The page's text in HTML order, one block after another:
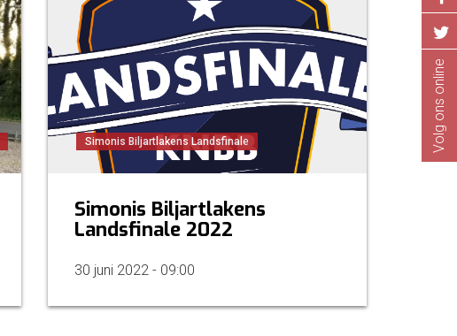
Simonis Biljartlakens Landsfinale
Simonis Biljartlakens
Landsfinale 2022
30 juni 2022 - 09:00
Volg ons online